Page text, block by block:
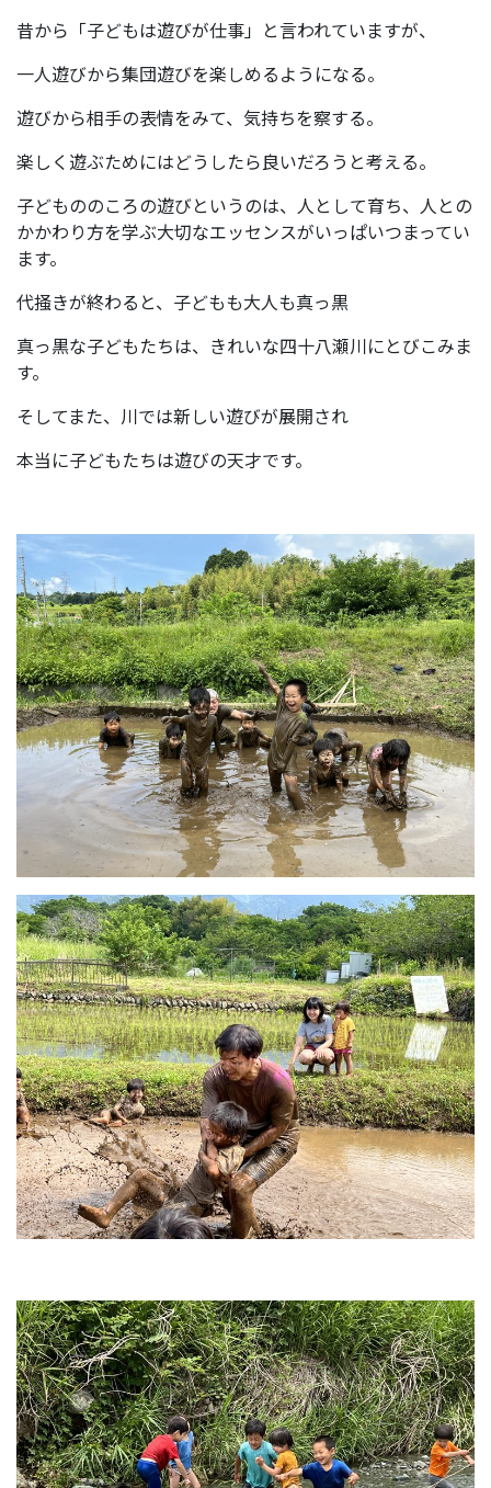
昔から「子どもは遊びが仕事」と言われていますが、
一人遊びから集団遊びを楽しめるようになる。
遊びから相手の表情をみて、気持ちを察する。
楽しく遊ぶためにはどうしたら良いだろうと考える。
子どもののころの遊びというのは、人として育ち、人との
かかわり方を学ぶ大切なエッセンスがいっぱいつまってい
ます。
代掻きが終わると、子どもも大人も真っ黒
真っ黒な子どもたちは、きれいな四十八瀬川にとびこみま
す。
そしてまた、川では新しい遊びが展開され
本当に子どもたちは遊びの天才です。